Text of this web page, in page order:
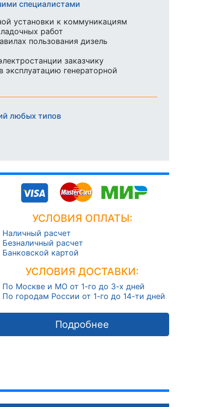
специалистами
установки к коммуникациям
работ
пользования дизель
заказчику
генераторной
любых типов
УСЛОВИЯ ОПЛАТЫ:
Наличный расчет
Безналичный расчет
Банковской картой
УСЛОВИЯ ДОСТАВКИ:
По Москве и МО от 1-го до 3-х дней
По городам России от 1-го до 14-ти дней
Подробнее